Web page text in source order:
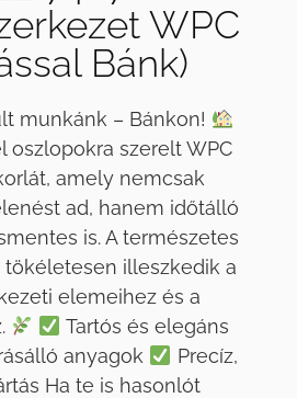
WPC
Bánk)
munkánk – Bánkon!
oszlopokra szerelt WPC
amely nemcsak
ad, hanem időtálló
is. A természetes
tökéletesen illeszkedik a
elemeihez és a
Tartós és elegáns
anyagok
Precíz,
Ha te is hasonlót